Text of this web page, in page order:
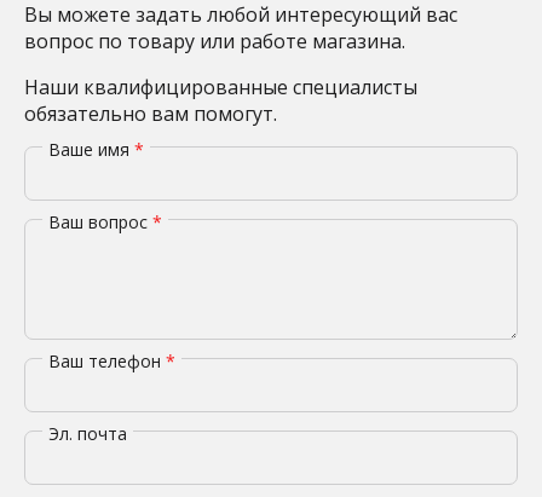
Вы можете задать любой интересующий вас
вопрос по товару или работе магазина.
Наши квалифицированные специалисты
обязательно вам помогут.
Ваше имя *
Ваш вопрос *
Ваш телефон *
Эл. почта